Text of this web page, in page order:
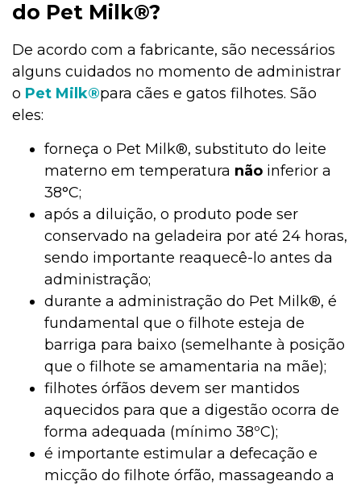
do Pet Milk®?
De acordo com a fabricante, são necessários
alguns cuidados no momento de administrar
o Pet Milk®para cães e gatos filhotes. São
eles:
forneça o Pet Milk®, substituto do leite
materno em temperatura não inferior a
38°C;
após a diluição, o produto pode ser
conservado na geladeira por até 24 horas,
sendo importante reaquecê-lo antes da
administração;
durante a administração do Pet Milk®, é
fundamental que o filhote esteja de
barriga para baixo (semelhante à posição
que o filhote se amamentaria na mãe);
filhotes órfãos devem ser mantidos
aquecidos para que a digestão ocorra de
forma adequada (mínimo 38ºC);
é importante estimular a defecação e
micção do filhote órfão, massageando a